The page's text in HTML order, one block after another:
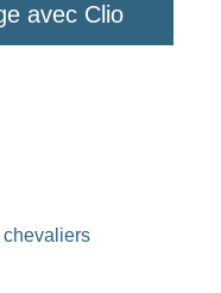
avec Clio
chevaliers